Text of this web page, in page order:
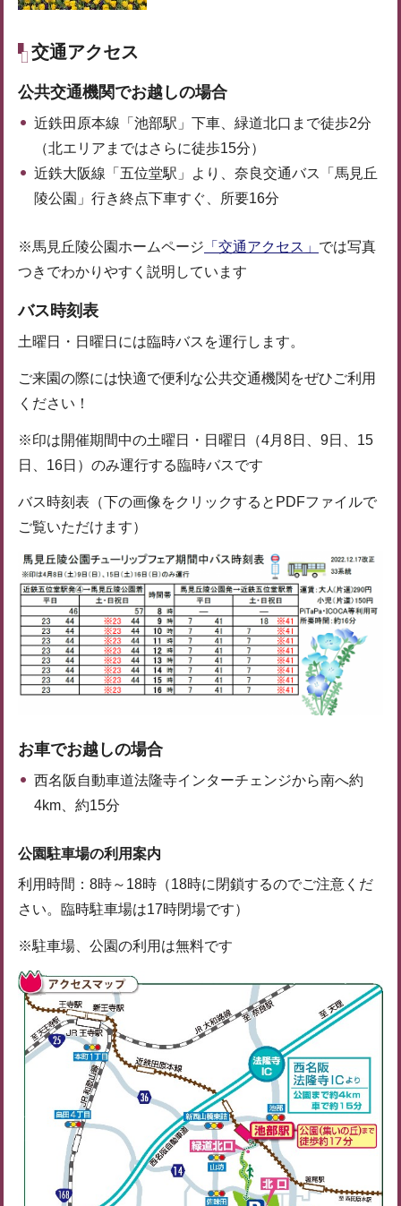
交通アクセス
公共交通機関でお越しの場合
近鉄田原本線「池部駅」下車、緑道北口まで徒歩2分
（北エリアまではさらに徒歩15分）
近鉄大阪線「五位堂駅」より、奈良交通バス「馬見丘
陵公園」行き終点下車すぐ、所要16分
※馬見丘陵公園ホームページ 「交通アクセス」 では写真
つきでわかりやすく説明しています
バス時刻表
土曜日・日曜日には臨時バスを運行します。
ご来園の際には快適で便利な公共交通機関をぜひご利用
ください！
※印は開催期間中の土曜日・日曜日（4月8日、9日、15
日、16日）のみ運行する臨時バスです
バス時刻表（下の画像をクリックするとPDFファイルで
ご覧いただけます）
お車でお越しの場合
西名阪自動車道法隆寺インターチェンジから南へ約
4km、約15分
公園駐車場の利用案内
利用時間：8時～18時（18時に閉鎖するのでご注意くだ
さい。臨時駐車場は17時閉場です）
※駐車場、公園の利用は無料です